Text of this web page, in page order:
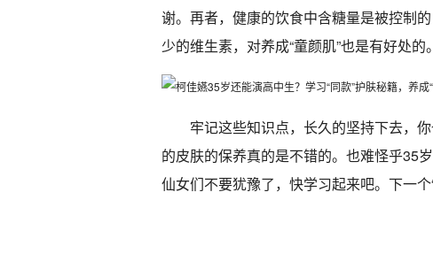
谢。再者，健康的饮食中含糖量是被控制
少的维生素，对养成“童颜肌”也是有好处的。
牢记这些知识点，长久的坚持下去，
的皮肤的保养真的是不错的。也难怪乎35
仙女们不要犹豫了，快学习起来吧。下一个